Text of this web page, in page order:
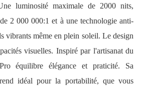
luminosité maximale de 2000 nits,
2 000 000:1 et à une technologie anti-
vibrants même en plein soleil. Le design
visuelles. Inspiré par l'artisanat du
équilibre élégance et praticité. Sa
idéal pour la portabilité, que vous